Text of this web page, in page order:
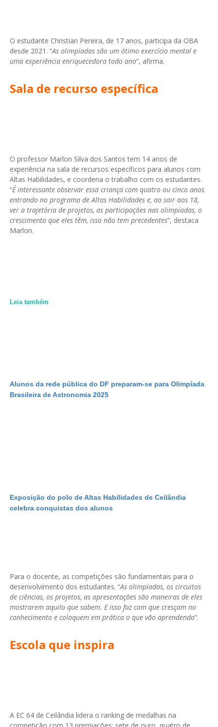
O estudante Christian Pereira, de 17 anos, participa da OBA
desde 2021. “As olimpíadas são um ótimo exercício mental e
uma experiência enriquecedora todo ano“, afirma.
Sala de recurso específica
O professor Marlon Silva dos Santos tem 14 anos de
experiência na sala de recursos específicos para alunos com
Altas Habilidades, e coordena o trabalho com os estudantes.
“É interessante observar essa criança com quatro ou cinco anos
entrando no programa de Altas Habilidades e, ao sair aos 18,
ver a trajetória de projetos, as participações nas olimpíadas, o
crescimento que eles têm, isso não tem precedentes”, destaca
Marlon.
Leia também
Alunos da rede pública do DF preparam-se para Olimpíada
Brasileira de Astronomia 2025
Exposição do polo de Altas Habilidades de Ceilândia
celebra conquistas dos alunos
Para o docente, as competições são fundamentais para o
desenvolvimento dos estudantes. “As olimpíadas, os circuitos
de ciências, os projetos, as apresentações são maneiras de eles
mostrarem aquilo que sabem. E isso faz com que cresçam no
conhecimento e coloquem em prática o que vão aprendendo”.
Escola que inspira
A EC 64 de Ceilândia lidera o ranking de medalhas na